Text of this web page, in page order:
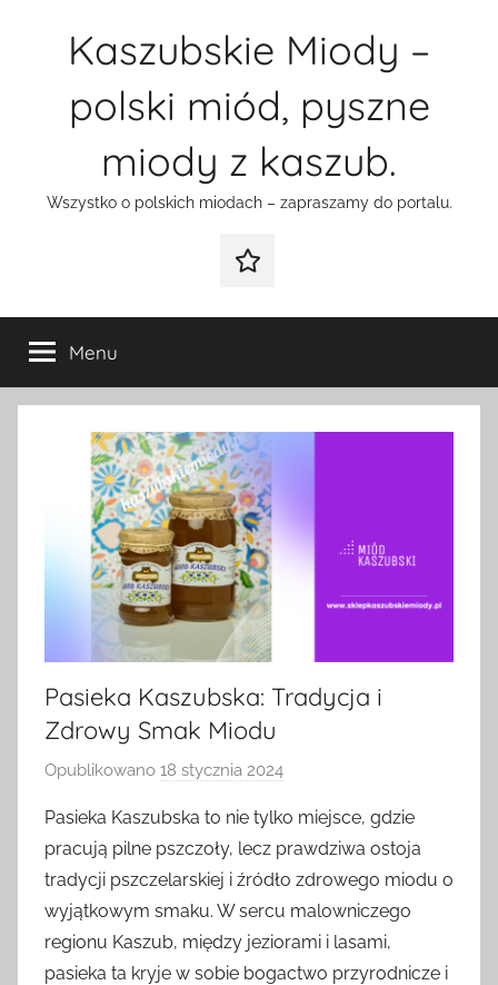
Kaszubskie Miody –
polski miód, pyszne
miody z kaszub.
Wszystko o polskich miodach – zapraszamy do portalu.
Galeria
Menu
Pasieka Kaszubska: Tradycja i
Zdrowy Smak Miodu
Opublikowano 18 stycznia 2024
z
e
z
a
d
m
Pasieka Kaszubska to nie tylko miejsce, gdzie
pracują pilne pszczoły, lecz prawdziwa ostoja
tradycji pszczelarskiej i źródło zdrowego miodu o
wyjątkowym smaku. W sercu malowniczego
regionu Kaszub, między jeziorami i lasami,
pasieka ta kryje w sobie bogactwo przyrodnicze i